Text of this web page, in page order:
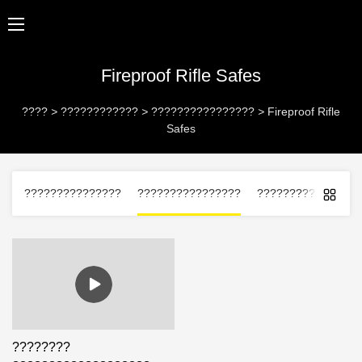
Fireproof Rifle Safes
???? > ???????????? > ???????????????? > Fireproof Rifle
Safes
??????????????? ???????????????? ??????????
????????